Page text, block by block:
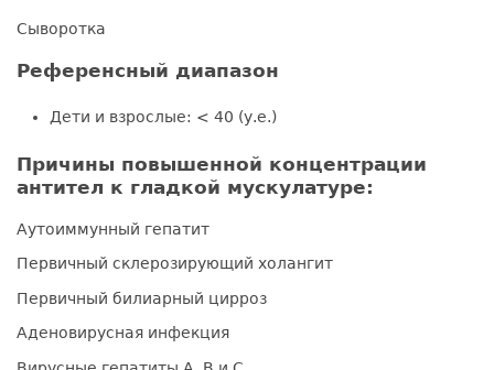
Сыворотка
Референсный диапазон
Дети и взрослые: < 40 (у.е.)
Причины повышенной концентрации
антител к гладкой мускулатуре:
Аутоиммунный гепатит
Первичный склерозирующий холангит
Первичный билиарный цирроз
Аденовирусная инфекция